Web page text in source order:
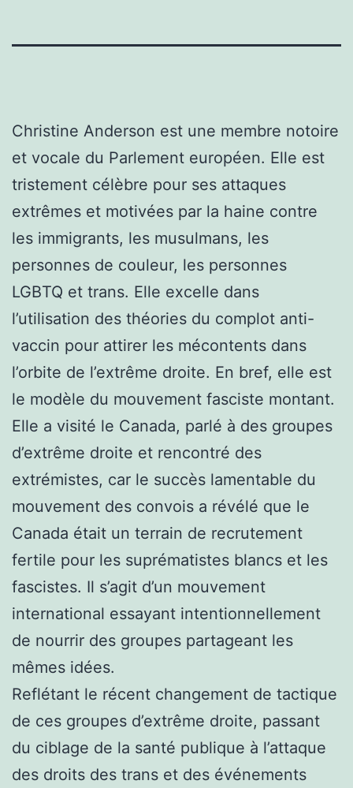
Christine Anderson est une membre notoire
et vocale du Parlement européen. Elle est
tristement célèbre pour ses attaques
extrêmes et motivées par la haine contre
les immigrants, les musulmans, les
personnes de couleur, les personnes
LGBTQ et trans. Elle excelle dans
l’utilisation des théories du complot anti-
vaccin pour attirer les mécontents dans
l’orbite de l’extrême droite. En bref, elle est
le modèle du mouvement fasciste montant.
Elle a visité le Canada, parlé à des groupes
d’extrême droite et rencontré des
extrémistes, car le succès lamentable du
mouvement des convois a révélé que le
Canada était un terrain de recrutement
fertile pour les suprématistes blancs et les
fascistes. Il s’agit d’un mouvement
international essayant intentionnellement
de nourrir des groupes partageant les
mêmes idées.
Reflétant le récent changement de tactique
de ces groupes d’extrême droite, passant
du ciblage de la santé publique à l’attaque
des droits des trans et des événements